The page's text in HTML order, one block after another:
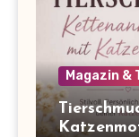
Magazin &